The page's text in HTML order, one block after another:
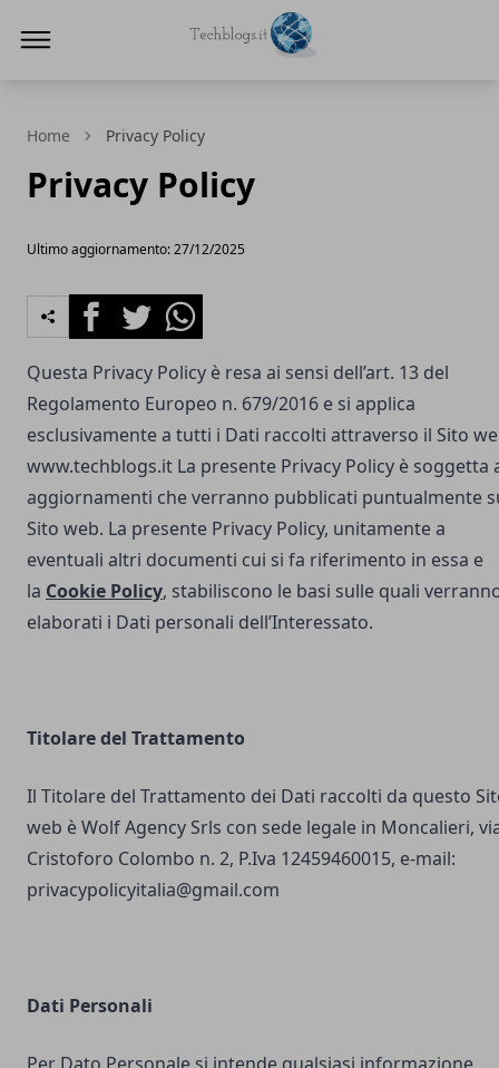
Home Privacy Policy
Privacy Policy
Ultimo aggiornamento: 27/12/2025
FacebookTwitterWhatsapp
Questa Privacy Policy è resa ai sensi dell’art. 13 del
Regolamento Europeo n. 679/2016 e si applica
esclusivamente a tutti i Dati raccolti attraverso il Sito
www.techblogs.it La presente Privacy Policy è soggetta
aggiornamenti che verranno pubblicati puntualmente
Sito web. La presente Privacy Policy, unitamente a
eventuali altri documenti cui si fa riferimento in essa e
la Cookie Policy, stabiliscono le basi sulle quali
elaborati i Dati personali dell’Interessato.
Titolare del Trattamento
Il Titolare del Trattamento dei Dati raccolti da questo
web è Wolf Agency Srls con sede legale in Moncalieri,
Cristoforo Colombo n. 2, P.Iva 12459460015, e-mail:
privacypolicyitalia@gmail.com
Dati Personali